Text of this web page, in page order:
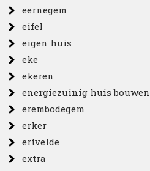
eernegem
eifel
eigen huis
eke
ekeren
energiezuinig huis bouwen
erembodegem
erker
ertvelde
extra